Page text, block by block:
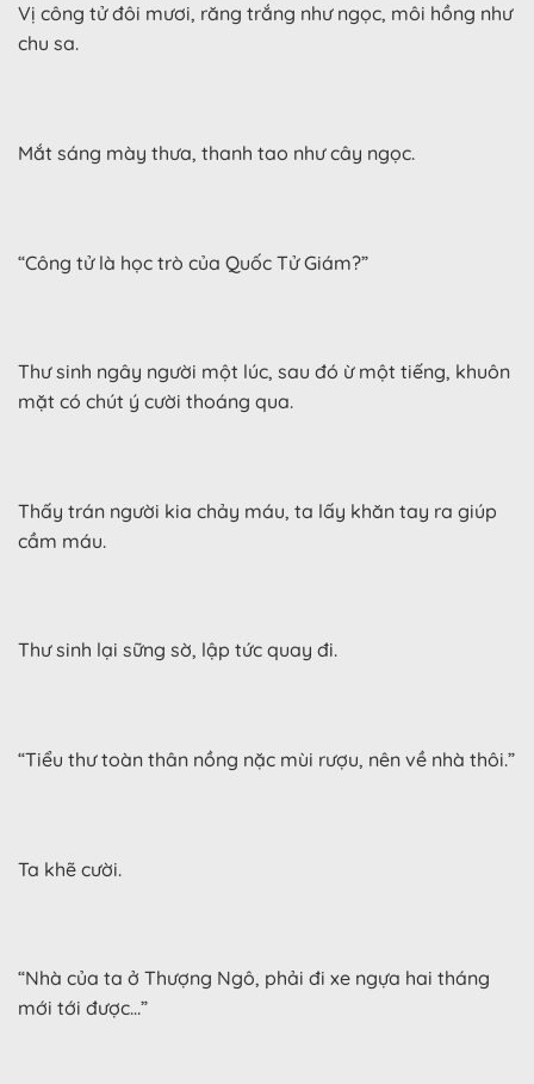
Vị công tử đôi mươi, răng trắng như ngọc, môi hồng như
chu sa.
Mắt sáng mày thưa, thanh tao như cây ngọc.
“Công tử là học trò của Quốc Tử Giám?”
Thư sinh ngây người một lúc, sau đó ừ một tiếng, khuôn
mặt có chút ý cười thoáng qua.
Thấy trán người kia chảy máu, ta lấy khăn tay ra giúp
cầm máu.
Thư sinh lại sững sờ, lập tức quay đi.
“Tiểu thư toàn thân nồng nặc mùi rượu, nên về nhà thôi.”
Ta khẽ cười.
“Nhà của ta ở Thượng Ngô, phải đi xe ngựa hai tháng
mới tới được…”